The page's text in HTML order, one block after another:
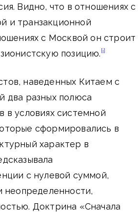
Видно, что в отношениях с
и транзакционной
с Москвой он строит
позицию.[i]
наведенных Китаем с
два разных полюса
в условиях системной
сформировались в
характер в
с нулевой суммой,
неопределенности,
Доктрина «Сначала